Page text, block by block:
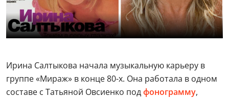
Ирина Салтыкова начала музыкальную карьеру в
группе «Мираж» в конце 80-х. Она работала в одном
составе с Татьяной Овсиенко подфонограмму,